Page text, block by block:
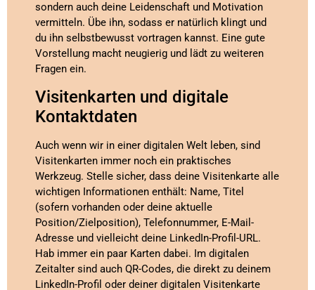
sondern auch deine Leidenschaft und Motivation
vermitteln. Übe ihn, sodass er natürlich klingt und
du ihn selbstbewusst vortragen kannst. Eine gute
Vorstellung macht neugierig und lädt zu weiteren
Fragen ein.
Visitenkarten und digitale
Kontaktdaten
Auch wenn wir in einer digitalen Welt leben, sind
Visitenkarten immer noch ein praktisches
Werkzeug. Stelle sicher, dass deine Visitenkarte alle
wichtigen Informationen enthält: Name, Titel
(sofern vorhanden oder deine aktuelle
Position/Zielposition), Telefonnummer, E-Mail-
Adresse und vielleicht deine LinkedIn-Profil-URL.
Hab immer ein paar Karten dabei. Im digitalen
Zeitalter sind auch QR-Codes, die direkt zu deinem
LinkedIn-Profil oder deiner digitalen Visitenkarte